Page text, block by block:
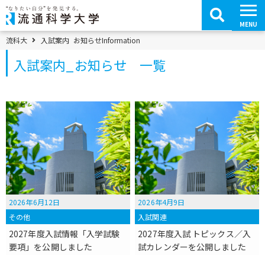
コ
ン
テ
ン
ツ
へ
移
MENU
パンくずメニュー
流科大 入試案内_お知らせInformation
入試案内_お知らせ 一覧
2026年6月12日
その他
2027年度入試情報「入学試験
要項」を公開しました
2026年4月9日
入試関連
2027年度入試 トピックス／入
試カレンダーを公開しました